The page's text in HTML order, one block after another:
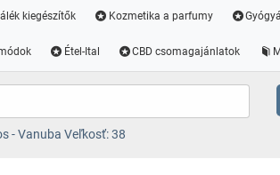
kiegészítők Kozmetika a parfumy
Étel-Ital CBD csomagajánlatok
- Vanuba Veľkosť: 38